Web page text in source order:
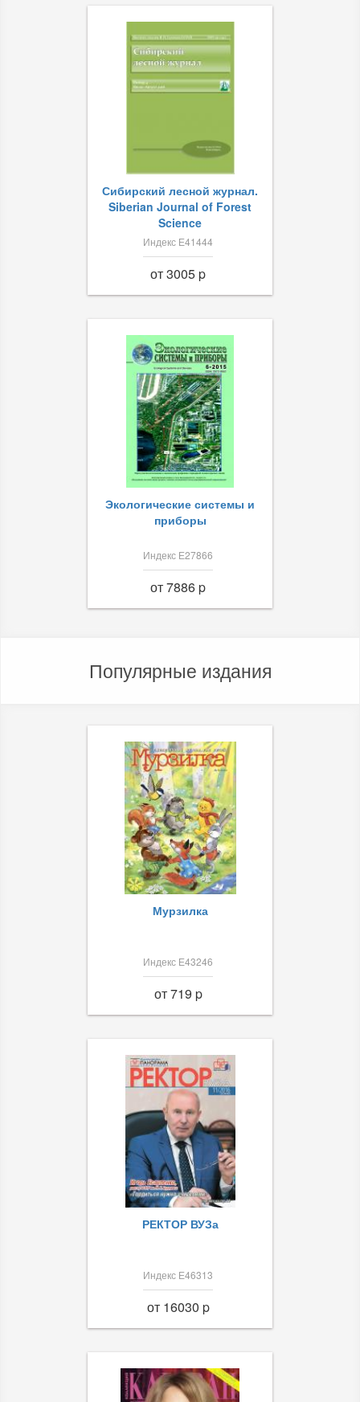
Сибирский лесной журнал.
Siberian Journal of Forest
Science
Индекс Е41444
от 3005 p
Экологические системы и
приборы
Индекс Е27866
от 7886 p
Популярные издания
Мурзилка
Индекс Е43246
от 719 p
РЕКТОР ВУЗа
Индекс Е46313
от 16030 p